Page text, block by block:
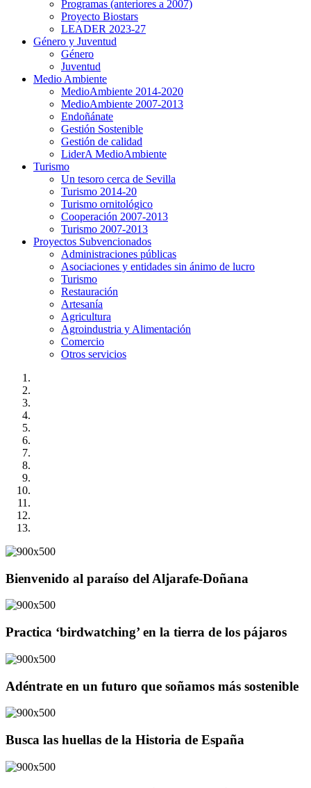
Programas (anteriores a 2007)
Proyecto Biostars
LEADER 2023-27
Género y Juventud
Género
Juventud
Medio Ambiente
MedioAmbiente 2014-2020
MedioAmbiente 2007-2013
Endoñánate
Gestión Sostenible
Gestión de calidad
LiderA MedioAmbiente
Turismo
Un tesoro cerca de Sevilla
Turismo 2014-20
Turismo ornitológico
Cooperación 2007-2013
Turismo 2007-2013
Proyectos Subvencionados
Administraciones públicas
Asociaciones y entidades sin ánimo de lucro
Turismo
Restauración
Artesanía
Agricultura
Agroindustria y Alimentación
Comercio
Otros servicios
Bienvenido al paraíso del Aljarafe-Doñana
Practica ‘birdwatching’ en la tierra de los pájaros
Adéntrate en un futuro que soñamos más sostenible
Busca las huellas de la Historia de España